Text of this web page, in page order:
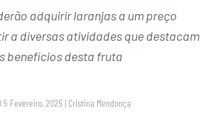
adquirir laranjas a um preço
a diversas atividades que destacam
benefícios desta fruta
5 Fevereiro, 2025 | Cristina Mendonça